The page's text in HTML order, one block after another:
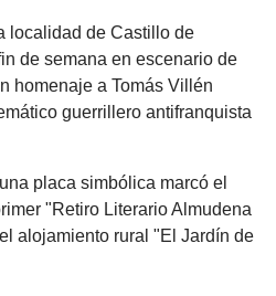
localidad de Castillo de
de semana en escenario de
homenaje a Tomás Villén
guerrillero antifranquista
placa simbólica marcó el
"Retiro Literario Almudena
alojamiento rural "El Jardín de